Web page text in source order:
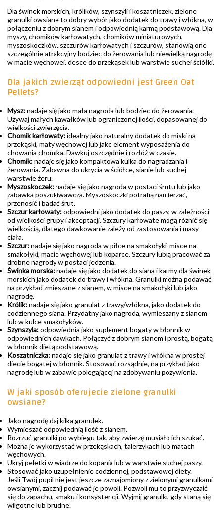
Dla świnek morskich, królików, szynszyli i koszatniczek, zielone
granulki owsiane to dobry wybór jako dodatek do trawy i włókna, w
połączeniu z dobrym sianem i odpowiednią karmą podstawową. Dla
myszy, chomików karłowatych, chomików miniaturowych,
myszoskoczków, szczurów karłowatych i szczurów, stanowią one
szczególnie atrakcyjny bodziec do żerowania lub niewielką nagrodę
w macie węchowej, desce do przekąsek lub warstwie suchej ściółki.
Dla jakich zwierząt odpowiedni jest Green Oat
Pellets?
Mysz:nadaje się jako mała nagroda lub bodziec do żerowania.
Używaj małych kawałków lub ograniczonej ilości, dopasowanej do
wielkości zwierzęcia.
Chomik karłowaty:idealny jako naturalny dodatek do miski na
przekąski, maty węchowej lub jako element wyposażenia do
chowania chomika. Dawkuj oszczędnie i rozłóż w czasie.
Chomik:nadaje się jako kompaktowa kulka do nagradzania i
żerowania. Zabawna do ukrycia w ściółce, sianie lub suchej
warstwie żeru.
Myszoskoczek:nadaje się jako nagroda w postaci śrutu lub jako
zabawka poszukiwawcza. Myszoskoczki potrafią namierzać,
przenosić i badać śrut.
Szczur karłowaty:odpowiedni jako dodatek do paszy, w zależności
od wielkości grupy i akceptacji. Szczury karłowate mogą różnić się
wielkością, dlatego dawkowanie zależy od zastosowania i masy
ciała.
Szczur:nadaje się jako nagroda w piłce na smakołyki, misce na
smakołyki, macie węchowej lub koparce. Szczury lubią pracować za
drobne nagrody w postaci jedzenia.
Świnka morska:nadaje się jako dodatek do siana i karmy dla świnek
morskich jako dodatek do trawy i włókna. Granulki można podawać
na przykład zmieszane z sianem, w misce na smakołyki lub jako
nagrodę.
Królik:nadaje się jako granulat z trawy/włókna, jako dodatek do
codziennego siana. Przydatny jako nagroda, wymieszany z sianem
lub w kulce smakołyków.
Szynszyla:odpowiednia jako suplement bogaty w błonnik w
odpowiednich dawkach. Połączyć z dobrym sianem i prostą, bogatą
w błonnik dietą podstawową.
Koszatniczka:nadaje się jako granulat z trawy i włókna w prostej
diecie bogatej w błonnik. Stosować rozsądnie, na przykład jako
nagrodę lub w zabawie polegającej na zdobywaniu pożywienia.
W jaki sposób oferujecie zielone granulki
owsiane?
Jako nagrodę daj kilka granulek.
Wymieszać odpowiednią ilość z sianem.
Rozrzuć granulki po wybiegu tak, aby zwierzę musiało ich szukać.
Można je wykorzystać w przekąskach, talerzykach lub matach
węchowych.
Ukryj peletki w wiadrze do kopania lub w warstwie suchej paszy.
Stosować jako uzupełnienie codziennej, podstawowej diety.
Jeśli Twój pupil nie jest jeszcze zaznajomiony z zielonymi granulkami
owsianymi, zacznij podawać je powoli. Pozwoli mu to przyzwyczaić
się do zapachu, smaku i konsystencji. Wyjmij granulki, gdy staną się
wilgotne lub brudne.